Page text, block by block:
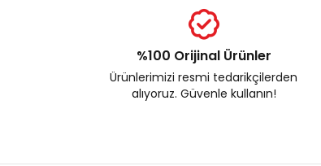
%100 Orijinal Ürünler
Ürünlerimizi resmi tedarikçilerden
alıyoruz. Güvenle kullanın!